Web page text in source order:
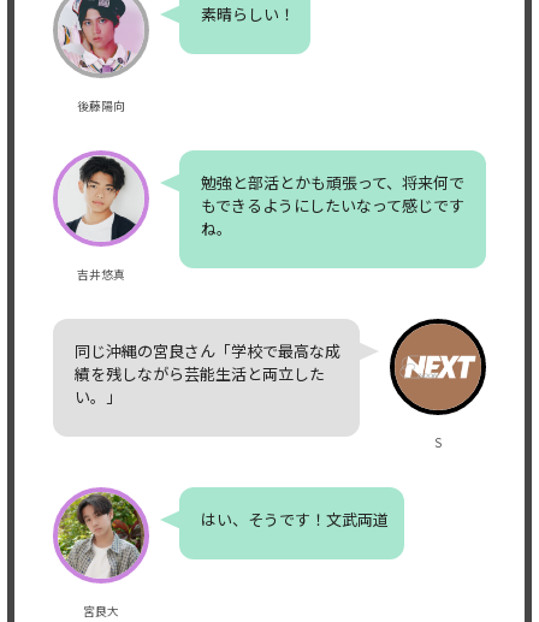
後藤陽向
素晴らしい！
吉井悠真
勉強と部活とかも頑張って、将来何で
もできるようにしたいなって感じです
ね。
S
同じ沖縄の宮良さん「学校で最高な成
績を残しながら芸能生活と両立した
い。」
宮良大
はい、そうです！文武両道